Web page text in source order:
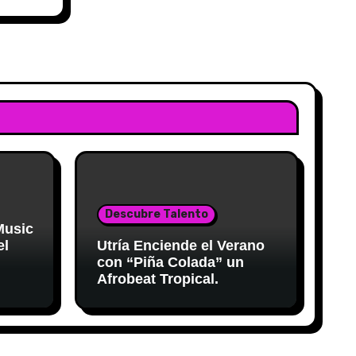
Descubre Talento
Utría Enciende el Verano
con “Piña Colada” un
Afrobeat Tropical.